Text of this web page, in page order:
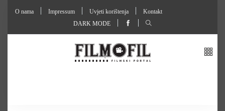
O nama Impressum Uvjeti korištenja
Kontakt
DARK MODE